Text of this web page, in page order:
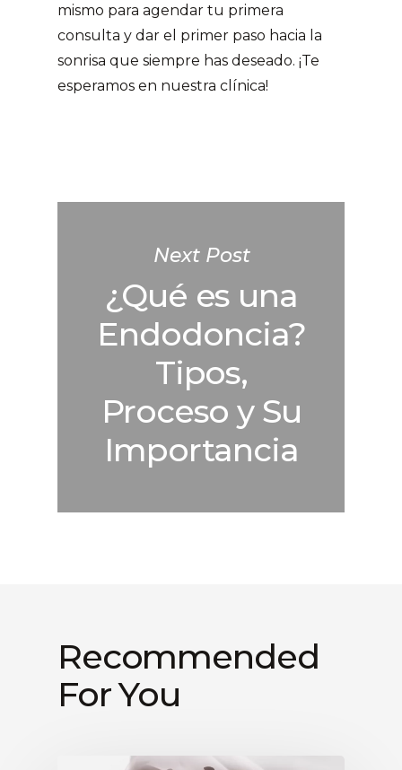
mismo para agendar tu primera
consulta y dar el primer paso hacia la
sonrisa que siempre has deseado. ¡Te
esperamos en nuestra clínica!
Next Post
¿Qué es una
Endodoncia?
Tipos,
Proceso y Su
Importancia
Recommended
For You